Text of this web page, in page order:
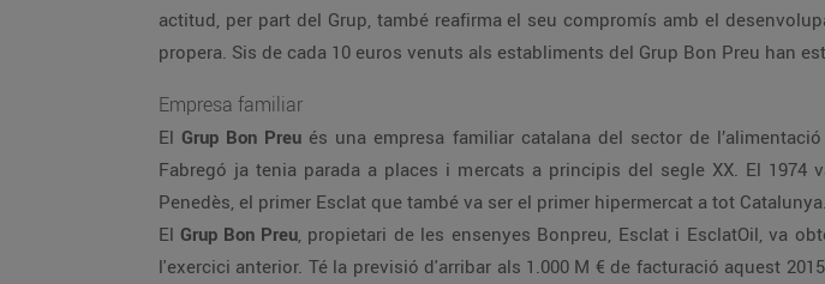
actitud, per part del Grup, també reafirma el seu compromís amb el
propera. Sis de cada 10 euros venuts als establiments del Grup Bon Preu han
Empresa familiar
El Grup Bon Preu és una empresa familiar catalana del sector de
Fabregó ja tenia parada a places i mercats a principis del segle XX. El
Penedès, el primer Esclat que també va ser el primer hipermercat a tot Catalunya.
El Grup Bon Preu, propietari de les ensenyes Bonpreu, Esclat i EsclatOil, va
l'exercici anterior. Té la previsió d'arribar als 1.000 M € de facturació aquest